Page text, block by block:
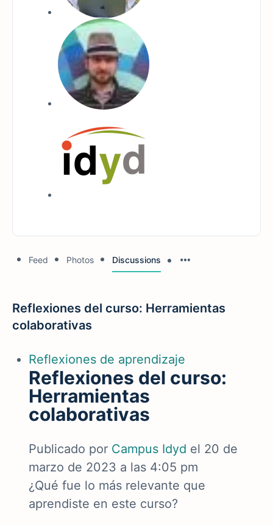
Feed Photos Discussions
Reflexiones del curso: Herramientas
colaborativas
Reflexiones de aprendizaje
Reflexiones del curso:
Herramientas
colaborativas
Publicado por Campus Idyd el 20 de
marzo de 2023 a las 4:05 pm
¿Qué fue lo más relevante que
aprendiste en este curso?